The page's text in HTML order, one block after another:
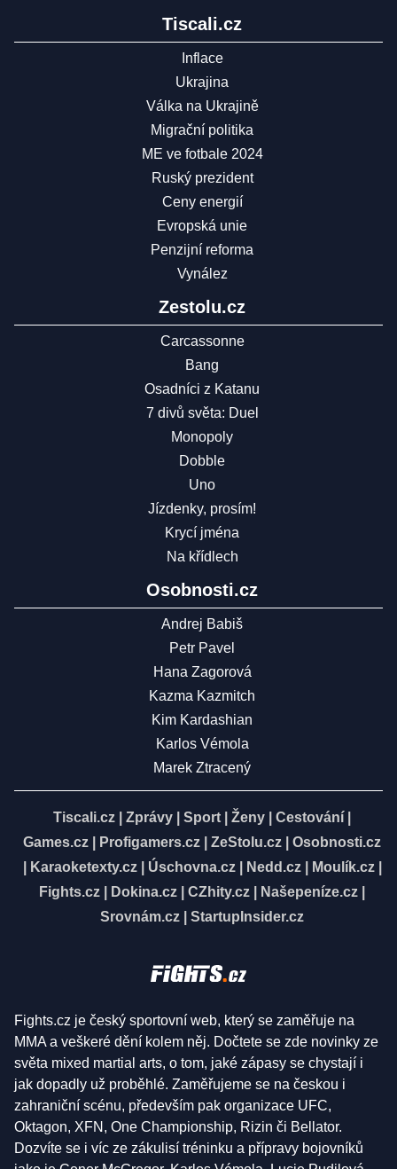
Tiscali.cz
Inflace
Ukrajina
Válka na Ukrajině
Migrační politika
ME ve fotbale 2024
Ruský prezident
Ceny energií
Evropská unie
Penzijní reforma
Vynález
Zestolu.cz
Carcassonne
Bang
Osadníci z Katanu
7 divů světa: Duel
Monopoly
Dobble
Uno
Jízdenky, prosím!
Krycí jména
Na křídlech
Osobnosti.cz
Andrej Babiš
Petr Pavel
Hana Zagorová
Kazma Kazmitch
Kim Kardashian
Karlos Vémola
Marek Ztracený
Tiscali.cz Zprávy Sport Ženy Cestování
Games.cz
Profigamers.cz ZeStolu.cz
Osobnosti.cz
Karaoketexty.cz| Úschovna.cz| Nedd.cz| Moulík.cz|
Fights.cz
Dokina.cz CZhity.cz Našepeníze.cz
Srovnám.cz
StartupInsider.cz
Fights.cz je český sportovní web, který se zaměřuje na
MMA a veškeré dění kolem něj. Dočtete se zde novinky ze
světa mixed martial arts, o tom, jaké zápasy se chystají i
jak dopadly už proběhlé. Zaměřujeme se na českou i
zahraniční scénu, především pak organizace UFC,
Oktagon, XFN, One Championship, Rizin či Bellator.
Dozvíte se i víc ze zákulisí tréninku a přípravy bojovníků